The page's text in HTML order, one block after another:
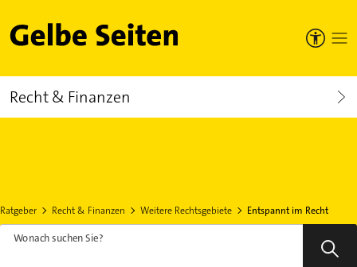
Gelbe Seiten
Recht & Finanzen
Ratgeber Recht & Finanzen Weitere Rechtsgebiete Entspannt im Recht
Wonach suchen Sie?